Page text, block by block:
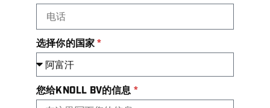
选择你的国家
您给KNOLL BV的信息